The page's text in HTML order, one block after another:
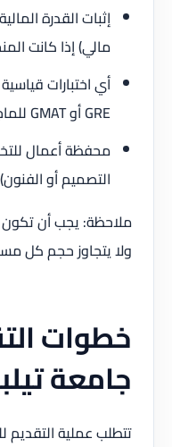
إثبات القدرة
مالي) إذا كانت
أي اختبارات
GRE أو GMAT للماجستير في إدارة الأعمال)
محفظة أعمال
التصميم أو الفنون)
ولا يتجاوز حجم كل مستند 2
خطوات
جامعة
تتطلب عملية